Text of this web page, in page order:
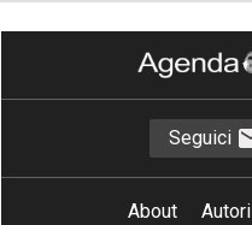
Seguici
About Autori